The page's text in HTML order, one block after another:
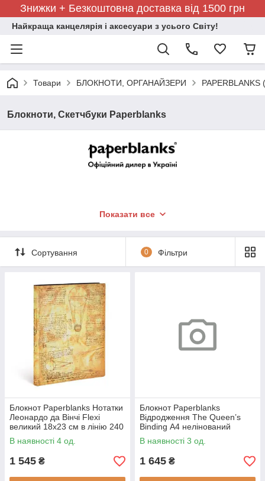
Знижки + Безкоштовна доставка від 1500 грн
Найкраща канцелярія і аксесуари з усього Світу!
Товари БЛОКНОТИ, ОРГАНАЙЗЕРИ PAPERBLANKS
Блокноти, Скетчбуки Paperblanks
Показати все
Сортування 0 Фільтри
Блокнот Paperblanks Нотатки
Леонардо да Вінчі Flexi
великий 18х23 см в лінію 240
сторінок (9781439744581)
В наявності 4 од.
1 545 ₴
Блокнот Paperblanks
Відродження The Queen’s
Binding А4 нелінований
(9781439772065)
В наявності 3 од.
1 645 ₴